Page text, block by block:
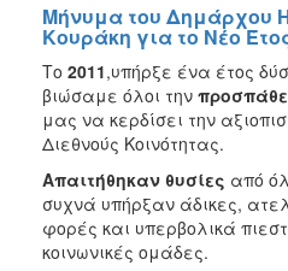
Μήνυμα του Δημάρχου
Κουράκη για το Νέο
Το 2011,υπήρξε ένα έτος
βιώσαμε όλοι την
μας να κερδίσει την
Διεθνούς Κοινότητας.
Απαιτήθηκαν θυσίες από
συχνά υπήρξαν άδικες,
φορές και υπερβολικά
κοινωνικές ομάδες.